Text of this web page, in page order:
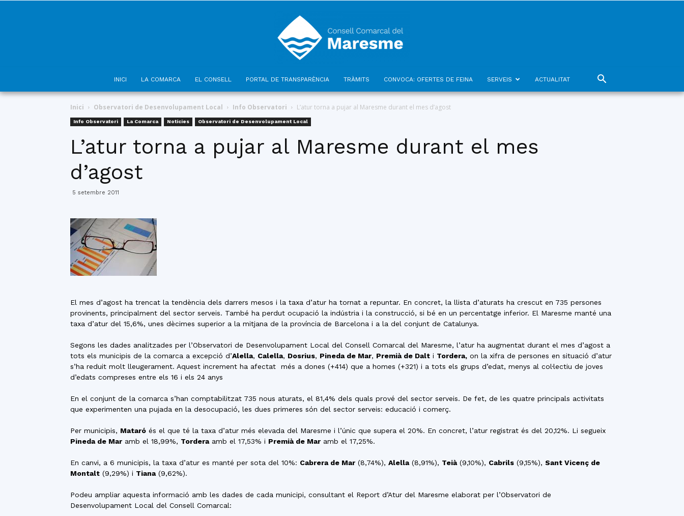
INICI LA COMARCA EL CONSELL PORTAL DE TRANSPARÈNCIA TRÀMITS CONVOCA: OFERTES DE FEINA SERVEIS ACTUALITAT
Inici Observatori de Desenvolupament Local Info Observatori L’atur torna a pujar al Maresme durant el mes d’agost
Info Observatori La Comarca Notícies Observatori de Desenvolupament Local
L’atur torna a pujar al Maresme durant el mes
d’agost
5 setembre 2011
El mes d’agost ha trencat la tendència dels darrers mesos i la taxa d’atur ha tornat a repuntar. En concret, la llista d’aturats ha crescut en 735 persones
provinents, principalment del sector serveis. També ha perdut ocupació la indústria i la construcció, si bé en un percentatge inferior. El Maresme manté una
taxa d’atur del 15,6%, unes dècimes superior a la mitjana de la província de Barcelona i a la del conjunt de Catalunya.
Segons les dades analitzades per l’Observatori de Desenvolupament Local del Consell Comarcal del Maresme, l’atur ha augmentat durant el mes d’agost a
tots els municipis de la comarca a excepció d’Alella, Calella, Dosrius, Pineda de Mar, Premià de Dalt i Tordera, on la xifra de persones en situació d’atur
s’ha reduit molt lleugerament. Aquest increment ha afectat més a dones (+414) que a homes (+321) i a tots els grups d’edat, menys al col·lectiu de joves
d’edats compreses entre els 16 i els 24 anys
En el conjunt de la comarca s’han comptabilitzat 735 nous aturats, el 81,4% dels quals prové del sector serveis. De fet, de les quatre principals activitats
que experimenten una pujada en la desocupació, les dues primeres són del sector serveis: educació i comerç.
Per municipis, Mataró és el que té la taxa d’atur més elevada del Maresme i l’únic que supera el 20%. En concret, l’atur registrat és del 20,12%. Li segueix
Pineda de Mar amb el 18,99%, Torderaamb el 17,53% i Premià de Mar amb el 17,25%.
En canvi, a 6 municipis, la taxa d’atur es manté per sota del 10%: Cabrera de Mar (8,74%), Alella(8,91%), Teià(9,10%), Cabrils (9,15%), Sant Vicenç de
Montalt (9,29%) i Tiana(9,62%).
Podeu ampliar aquesta informació amb les dades de cada municipi, consultant el Report d’Atur del Maresme elaborat per l’Observatori de
Desenvolupament Local del Consell Comarcal: